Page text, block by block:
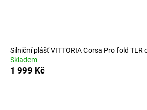
Silniční plášť VITTORIA Corsa Pro fold
Skladem
1 999 Kč